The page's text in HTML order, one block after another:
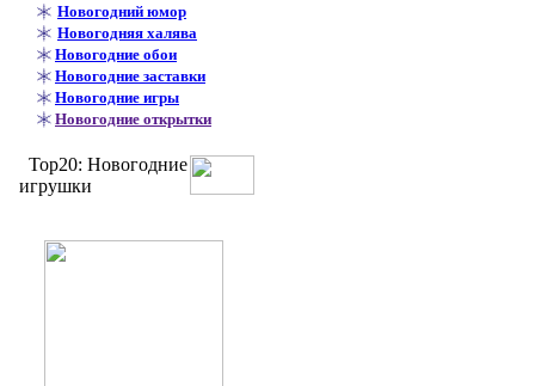
Новогодний юмор
Новогодняя халява
Новогодние обои
Новогодние заставки
Новогодние игры
Новогодние открытки
Top20: Новогодние
игрушки